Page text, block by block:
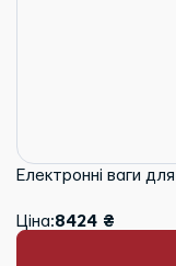
Електронні ваги
Ціна:8424 ₴